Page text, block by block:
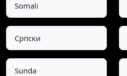
Somali
Српски
Sunda